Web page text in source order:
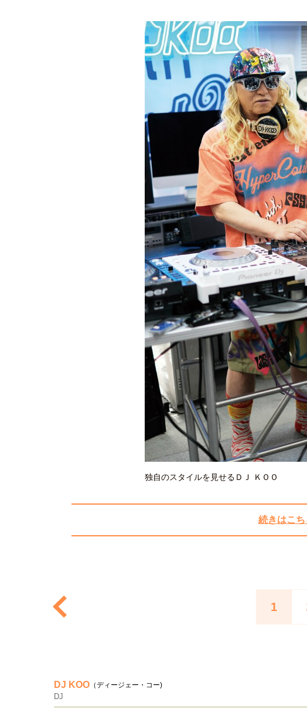
病が教えてくれ
私を彩るエッ
社会・カルチャー・マネー 地域とつなが
独自のスタイルを見せるＤＪ ＫＯＯ
続きはこち
1
DJ KOO （ディージェー・コー)
DJ